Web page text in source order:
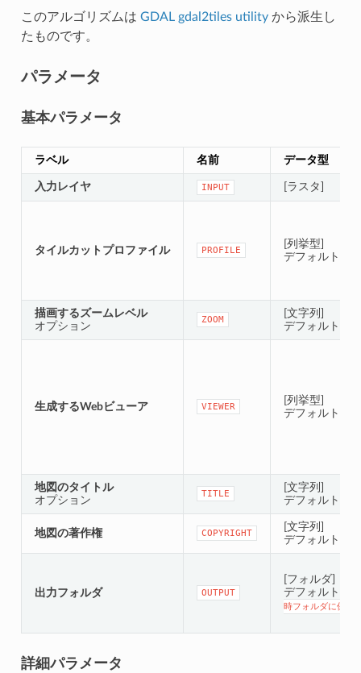
このアルゴリズムは GDAL gdal2tiles utilityから派生し
たものです。
パラメータ
基本パラメータ
ラベル 名前 データ型
入力レイヤ INPUT [ラスタ]
タイルカットプロファイル PROFILE
[列挙型]
デフォルト： 0
描画するズームレベル
オプション
ZOOM
[文字列]
デフォルト： ''
生成するWebビューア VIEWER
[列挙型]
デフォルト： 0
地図のタイトル
オプション
TITLE
[文字列]
デフォルト： ''
地図の著作権 COPYRIGHT
[文字列]
デフォルト： ''
出力フォルダ OUTPUT
[フォルダ]
デフォルト：
時フォルダに保存]
詳細パラメータ